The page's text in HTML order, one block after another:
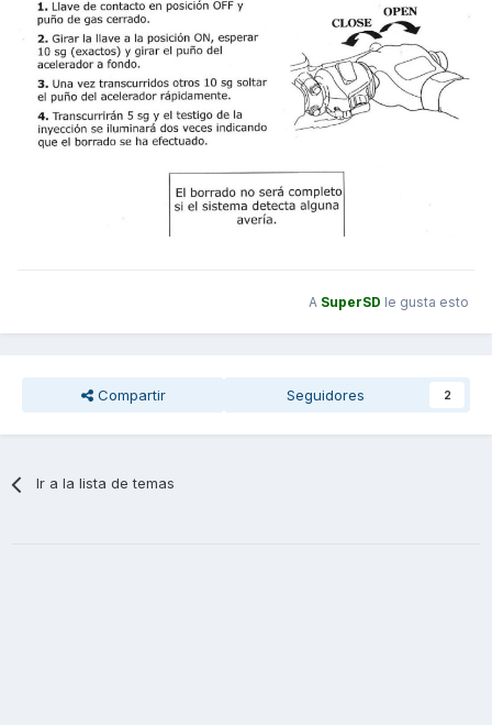
A SuperSD le gusta esto
Compartir Seguidores 2
Ir a la lista de temas